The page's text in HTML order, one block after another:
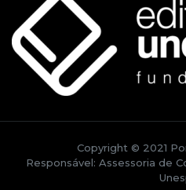
Copyright © 2021
Responsável: Assessoria de